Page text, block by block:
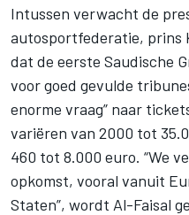
Intussen verwacht de
autosportfederatie, prins
dat de eerste Saudische
voor goed gevulde
enorme vraag” naar
variëren van 2000 tot
460 tot 8.000 euro. “We
opkomst, vooral vanuit
Staten”, wordt Al-Faisal